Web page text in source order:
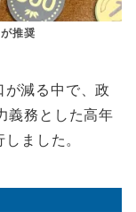
推奨
減る中で、政
義務とした高年
ました。